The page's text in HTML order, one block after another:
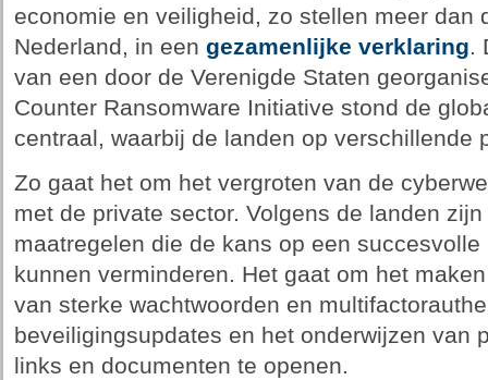
economie en veiligheid, zo stellen meer dan
Nederland, in een gezamenlijke verklaring.
van een door de Verenigde Staten
Counter Ransomware Initiative stond de
centraal, waarbij de landen op verschillende
Zo gaat het om het vergroten van de
met de private sector. Volgens de landen
maatregelen die de kans op een
kunnen verminderen. Het gaat om het
van sterke wachtwoorden en
beveiligingsupdates en het onderwijzen van
links en documenten te openen.